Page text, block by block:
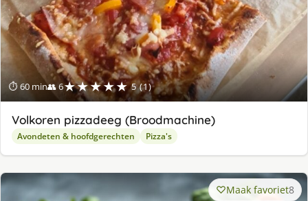
⏱ 60 min👥 6★★★★★ 5 (1)
Volkoren pizzadeeg (Broodmachine)
Avondeten & hoofdgerechten Pizza's
Maak favoriet8